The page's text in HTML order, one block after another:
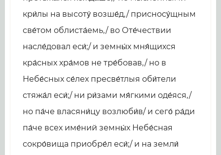
кри́лы на высоту́ возше́д,/ присносу́щным
све́том облиста́емь,/ во Оте́чествии
насле́довал еси́;/ и земны́х мня́щихся
кра́сных хра́мов не тре́бовав,/ но в
Небе́сных се́лех пресве́тлыя оби́тели
стяжа́л еси́;/ ни ри́зами мя́гкими оде́яся,/
но па́че власяни́цу возлюби́в/ и сего́ ра́ди
па́че всех име́ний земны́х Небе́сная
сокро́вища приобре́л еси́;/ и на земли́